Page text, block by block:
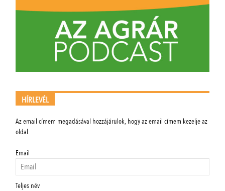
HÍRLEVÉL
Az email címem megadásával hozzájárulok, hogy az email címem kezelje az
oldal.
Email
Teljes név